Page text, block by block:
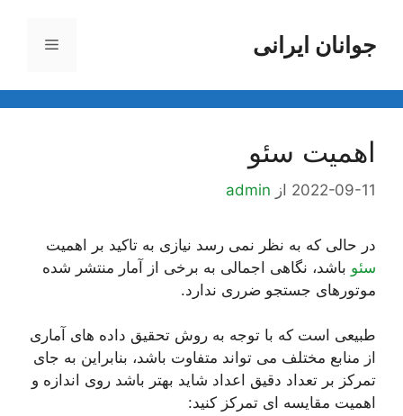
محتواجوانان ایرانی فهرست
اهمیت سئو
2022-09-11 از admin
در حالی که به نظر نمی رسد نیازی به تاکید بر اهمیت
سئو باشد، نگاهی اجمالی به برخی از آمار منتشر شده
موتورهای جستجو ضرری ندارد.
طبیعی است که با توجه به روش تحقیق داده های آماری
از منابع مختلف می تواند متفاوت باشد، بنابراین به جای
تمرکز بر تعداد دقیق اعداد شاید بهتر باشد روی اندازه و
اهمیت مقایسه ای تمرکز کنید: